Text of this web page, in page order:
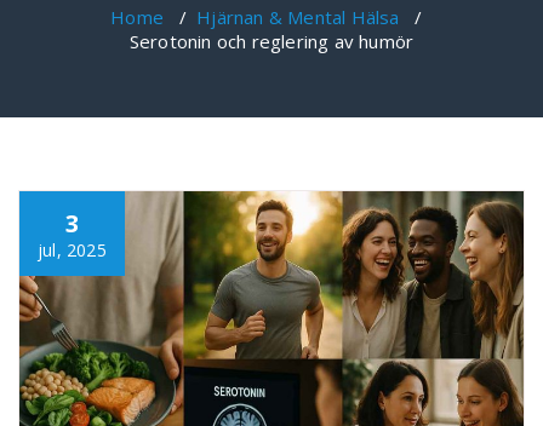
Home / Hjärnan & Mental Hälsa /
Serotonin och reglering av humör
3
jul, 2025